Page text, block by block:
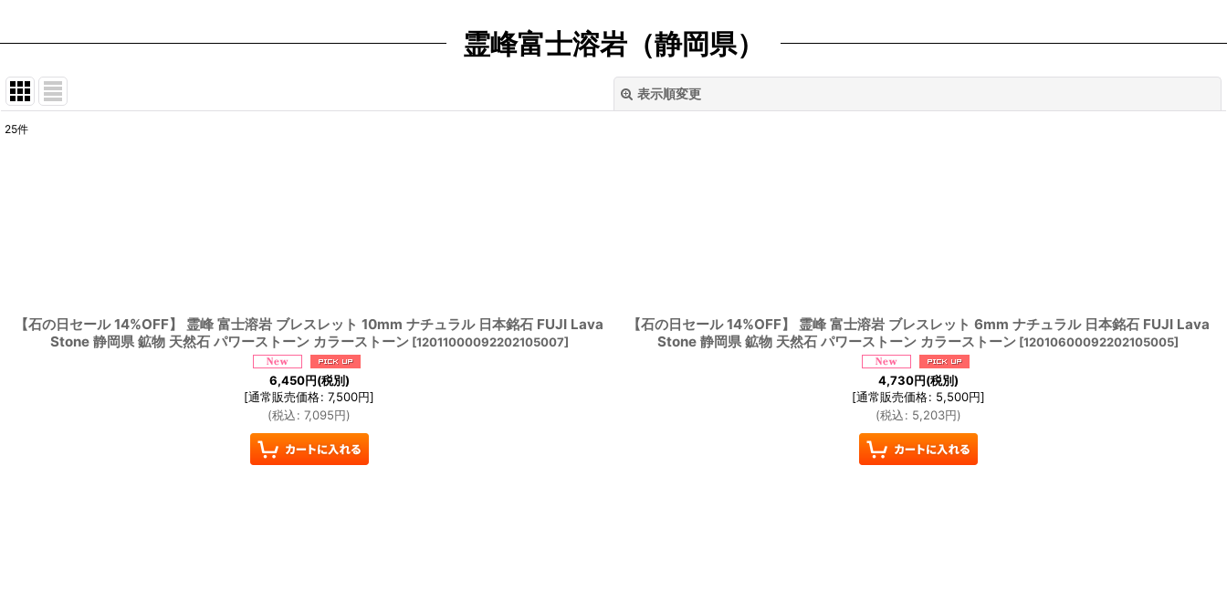
霊峰富士溶岩（静岡県）
表示順変更
25件
【石の日セール 14%OFF】 霊峰 富士溶岩 ブレスレット 10mm ナチュラル 日本銘石 FUJI Lava
Stone 静岡県 鉱物 天然石 パワーストーン カラーストーン [12011000092202105007]
6,450円(税別)
[通常販売価格: 7,500円]
(税込: 7,095円)
【石の日セール 14%OFF】 霊峰 富士溶岩 ブレスレット 6mm ナチュラル 日本銘石 FUJI Lava
Stone 静岡県 鉱物 天然石 パワーストーン カラーストーン [12010600092202105005]
4,730円(税別)
[通常販売価格: 5,500円]
(税込: 5,203円)